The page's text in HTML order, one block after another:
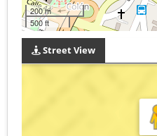
200 m
500 ft
Street View